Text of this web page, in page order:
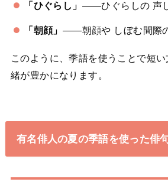
「ひぐらし」 ——ひぐらしの 声
「朝顔」 ——朝顔や しぼむ間際
このように、季語を使うことで短
緒が豊かになります。
有名俳人の夏の季語を使った俳